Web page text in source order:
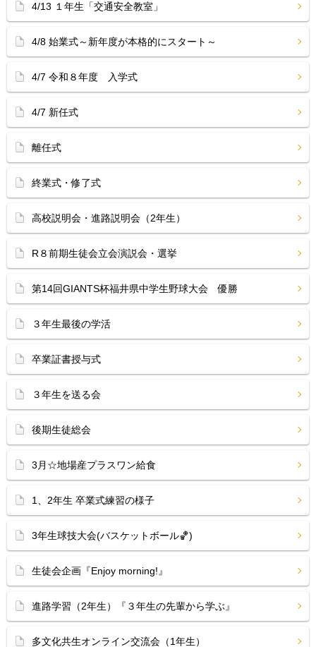
4/13 １年生「交通安全教室」
4/8 始業式～新年度が本格的にスタート～
4/7 令和８年度 入学式
4/7 新任式
離任式
終業式・修了式
高校説明会・進路説明会（2年生）
R８前期生徒会立会演説会・選挙
第14回GIANTS杯福井県中学生野球大会 優勝
３年生最後の学活
卒業証書授与式
３年生を送る会
後期生徒総会
3月☆地場産プラスワン給食
1、2年生 卒業式練習の様子
3年生球技大会(バスケットボール🏀)
生徒会企画『Enjoy morning!』
進路学習（2年生）『３年生の先輩から学ぶ』
多文化共生オンライン交流会（1年生）